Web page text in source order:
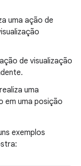
uma ação de
de visualização
uma
em uma posição
exemplos